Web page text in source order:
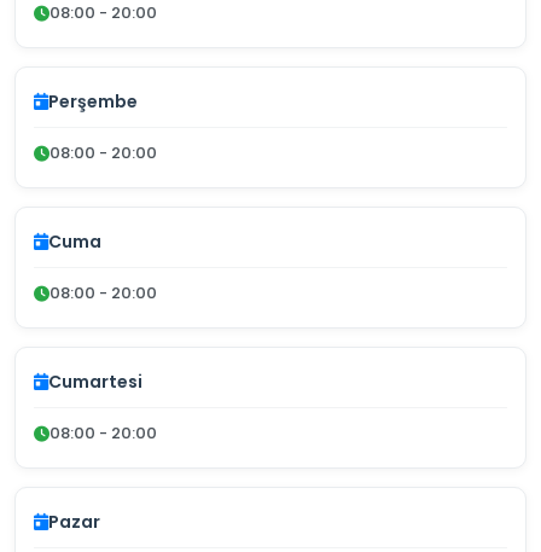
08:00 - 20:00
Perşembe
08:00 - 20:00
Cuma
08:00 - 20:00
Cumartesi
08:00 - 20:00
Pazar